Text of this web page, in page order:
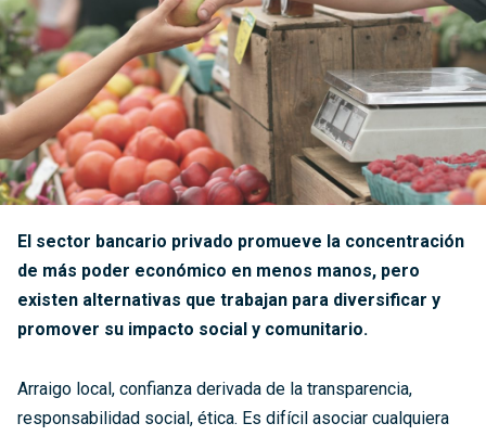
El sector bancario privado promueve la concentración
de más poder económico en menos manos, pero
existen alternativas que trabajan para diversificar y
promover su impacto social y comunitario.
Arraigo local, confianza derivada de la transparencia,
responsabilidad social, ética. Es difícil asociar cualquiera